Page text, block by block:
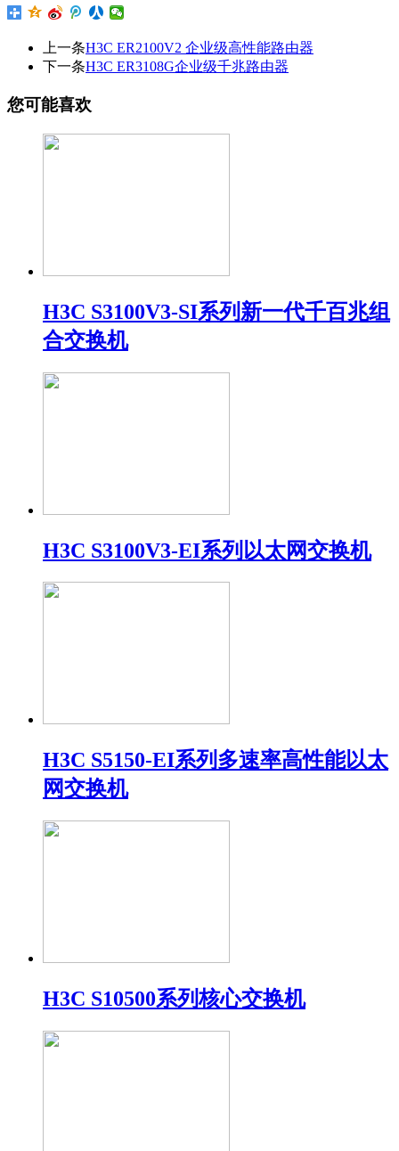
上一条H3C ER2100V2 企业级高性能路由器
下一条H3C ER3108G企业级千兆路由器
您可能喜欢
H3C S3100V3-SI系列新一代千百兆组
合交换机
H3C S3100V3-EI系列以太网交换机
H3C S5150-EI系列多速率高性能以太
网交换机
H3C S10500系列核心交换机